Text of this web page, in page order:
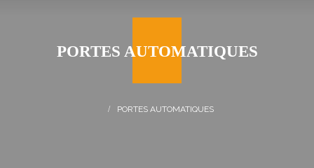
PORTES AUTOMATIQUES
PORTES AUTOMATIQUES